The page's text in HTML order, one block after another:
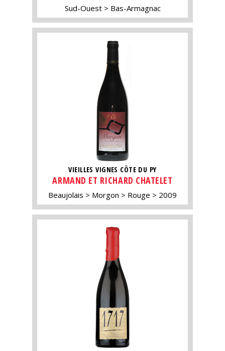
Sud-Ouest Bas-Armagnac
VIEILLES VIGNES CÔTE DU PY
ARMAND ET RICHARD CHATELET
Beaujolais Morgon Rouge 2009